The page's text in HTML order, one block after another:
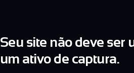
Seu site não deve ser
um ativo de captura.